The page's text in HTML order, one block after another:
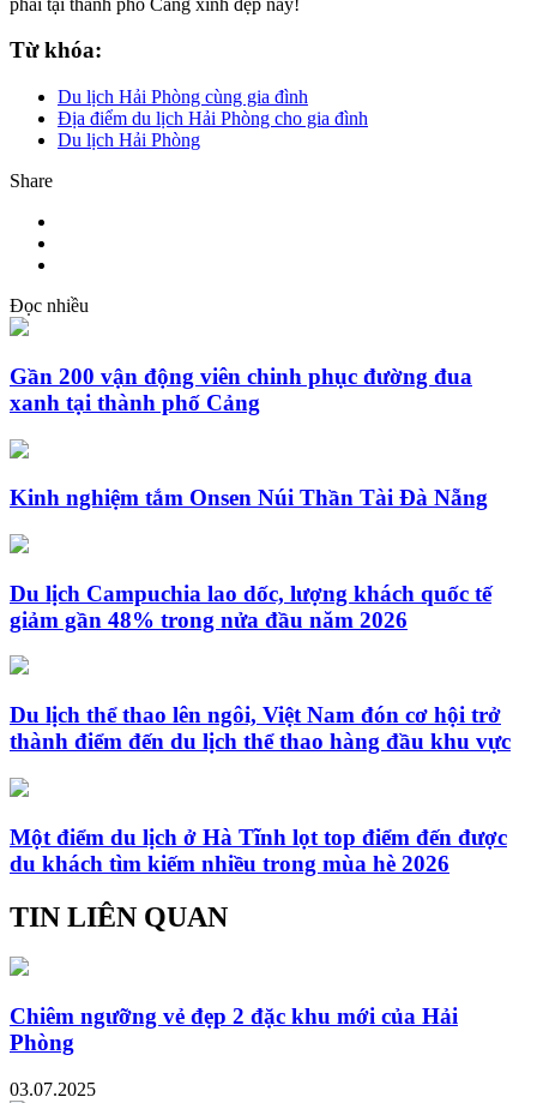
Từ khóa:
Du lịch Hải Phòng cùng gia đình
Địa điểm du lịch Hải Phòng cho gia đình
Du lịch Hải Phòng
Share
Đọc nhiều
Gần 200 vận động viên chinh phục đường đua
xanh tại thành phố Cảng
Kinh nghiệm tắm Onsen Núi Thần Tài Đà Nẵng
Du lịch Campuchia lao dốc, lượng khách quốc tế
giảm gần 48% trong nửa đầu năm 2026
Du lịch thể thao lên ngôi, Việt Nam đón cơ hội trở
thành điểm đến du lịch thể thao hàng đầu khu vực
Một điểm du lịch ở Hà Tĩnh lọt top điểm đến được
du khách tìm kiếm nhiều trong mùa hè 2026
TIN LIÊN QUAN
Chiêm ngưỡng vẻ đẹp 2 đặc khu mới của Hải
Phòng
03.07.2025